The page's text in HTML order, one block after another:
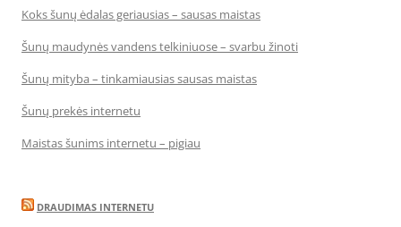
Koks šunų ėdalas geriausias – sausas maistas
Šunų maudynės vandens telkiniuose – svarbu žinoti
Šunų mityba – tinkamiausias sausas maistas
Šunų prekės internetu
Maistas šunims internetu – pigiau
DRAUDIMAS INTERNETU